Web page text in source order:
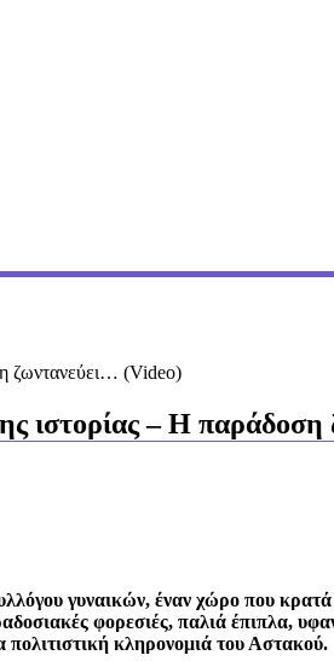
ζωντανεύει… (Video)
ιστορίας – Η
γυναικών, έναν χώρο που
φορεσιές, παλιά έπιπλα,
πολιτιστική κληρονομιά του Αστακού.